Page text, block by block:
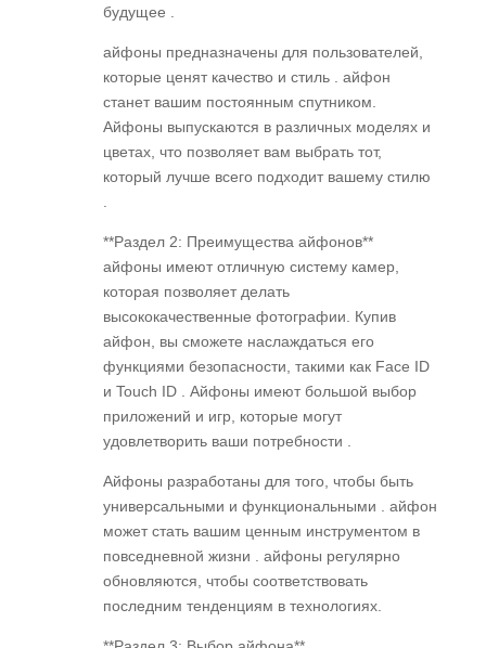
будущее .
айфоны предназначены для пользователей,
которые ценят качество и стиль . айфон
станет вашим постоянным спутником.
Айфоны выпускаются в различных моделях и
цветах, что позволяет вам выбрать тот,
который лучше всего подходит вашему стилю
.
**Раздел 2: Преимущества айфонов**
айфоны имеют отличную систему камер,
которая позволяет делать
высококачественные фотографии. Купив
айфон, вы сможете наслаждаться его
функциями безопасности, такими как Face ID
и Touch ID . Айфоны имеют большой выбор
приложений и игр, которые могут
удовлетворить ваши потребности .
Айфоны разработаны для того, чтобы быть
универсальными и функциональными . айфон
может стать вашим ценным инструментом в
повседневной жизни . айфоны регулярно
обновляются, чтобы соответствовать
последним тенденциям в технологиях.